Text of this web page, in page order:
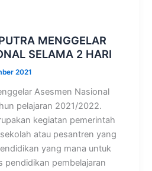
MENGGELAR
SELAMA 2 HARI
2021
Asesmen Nasional
pelajaran 2021/2022.
kegiatan pemerintah
atau pesantren yang
yang mana untuk
pendidikan pembelajaran